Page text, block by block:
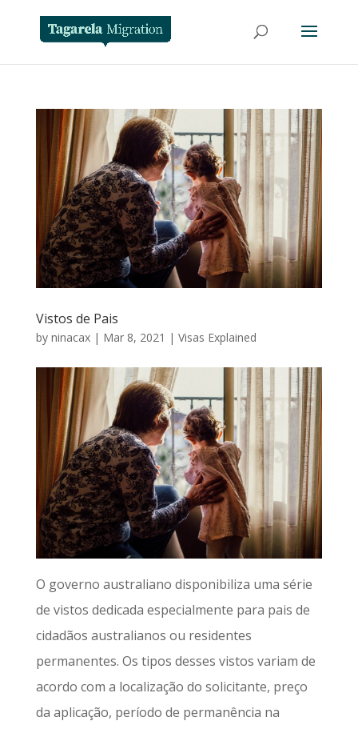
Vistos de Pais
by ninacax| Mar 8, 2021 | Visas Explained
O governo australiano disponibiliza uma série
de vistos dedicada especialmente para pais de
cidadãos australianos ou residentes
permanentes. Os tipos desses vistos variam de
acordo com a localização do solicitante, preço
da aplicação, período de permanência na